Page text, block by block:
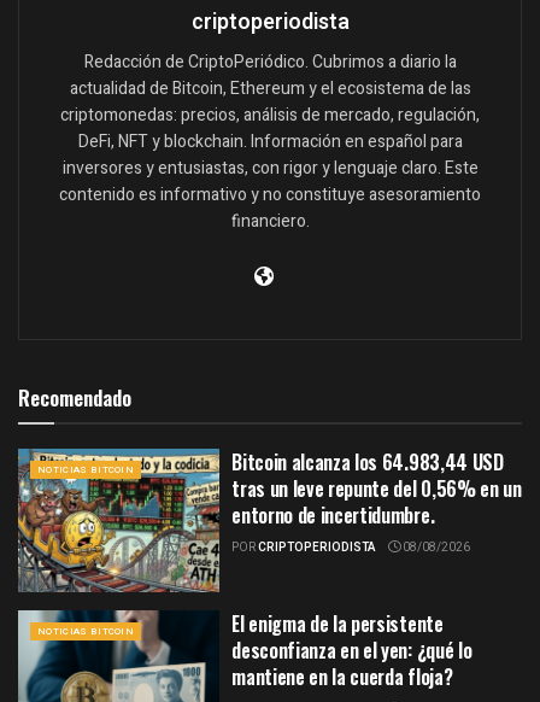
criptoperiodista
Redacción de CriptoPeriódico. Cubrimos a diario la
actualidad de Bitcoin, Ethereum y el ecosistema de las
criptomonedas: precios, análisis de mercado, regulación,
DeFi, NFT y blockchain. Información en español para
inversores y entusiastas, con rigor y lenguaje claro. Este
contenido es informativo y no constituye asesoramiento
financiero.
Recomendado
NOTICIAS BITCOIN
Bitcoin alcanza los 64.983,44 USD
tras un leve repunte del 0,56% en un
entorno de incertidumbre.
PORCRIPTOPERIODISTA 08/08/2026
NOTICIAS BITCOIN
El enigma de la persistente
desconfianza en el yen: ¿qué lo
mantiene en la cuerda floja?